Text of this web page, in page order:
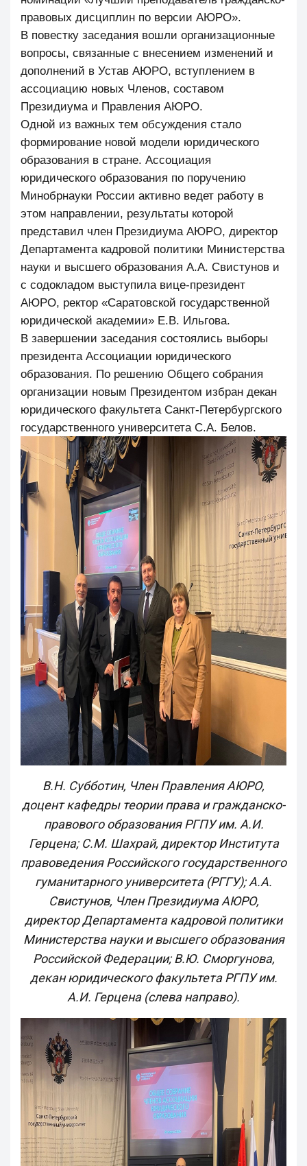
правовых дисциплин по версии АЮРО».
В повестку заседания вошли организационные
вопросы, связанные с внесением изменений и
дополнений в Устав АЮРО, вступлением в
ассоциацию новых Членов, составом
Президиума и Правления АЮРО.
Одной из важных тем обсуждения стало
формирование новой модели юридического
образования в стране. Ассоциация
юридического образования по поручению
Минобрнауки России активно ведет работу в
этом направлении, результаты которой
представил член Президиума АЮРО, директор
Департамента кадровой политики Министерства
науки и высшего образования А.А. Свистунов и
с содокладом выступила вице-президент
АЮРО, ректор «Саратовской государственной
юридической академии» Е.В. Ильгова.
В завершении заседания состоялись выборы
президента Ассоциации юридического
образования. По решению Общего собрания
организации новым Президентом избран декан
юридического факультета Санкт-Петербургского
государственного университета С.А. Белов.
В.Н. Субботин, Член Правления АЮРО,
доцент кафедры теории права и гражданско-
правового образования РГПУ им. А.И.
Герцена; С.М. Шахрай, директор Института
правоведения Российского государственного
гуманитарного университета (РГГУ); А.А.
Свистунов, Член Президиума АЮРО,
директор Департамента кадровой политики
Министерства науки и высшего образования
Российской Федерации; В.Ю. Сморгунова,
декан юридического факультета РГПУ им.
А.И. Герцена (слева направо).